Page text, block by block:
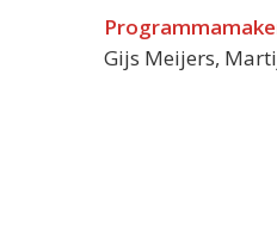
Gijs Meijers,